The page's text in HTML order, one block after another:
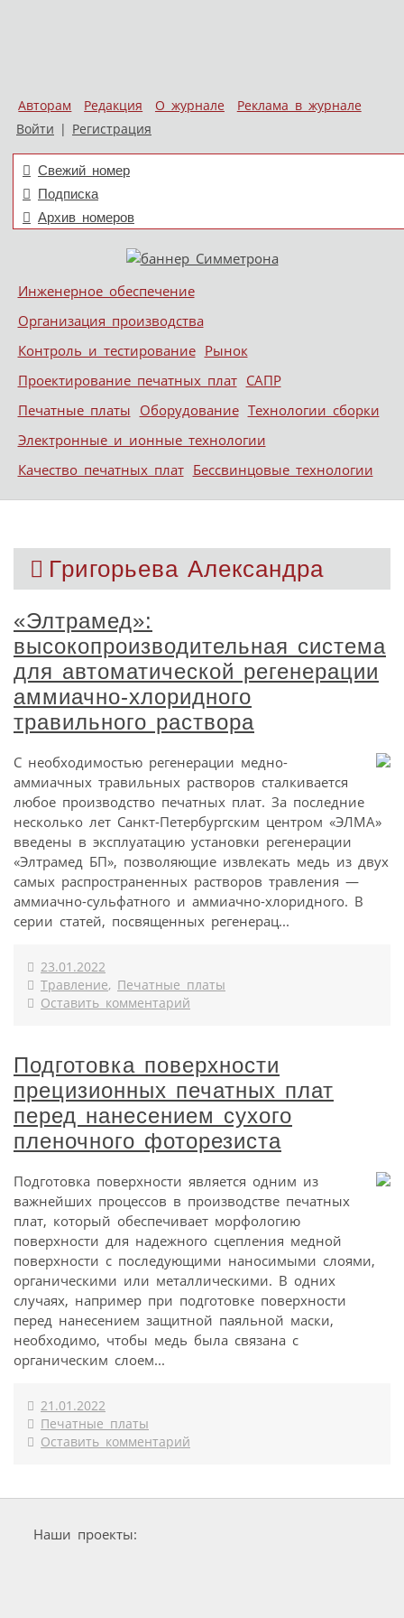
Авторам Редакция О журнале
Реклама в журнале
Войти | Регистрация
Свежий номер
Подписка
Архив номеров
Меню
Skip to content
Инженерное обеспечение
Организация производства
Контроль и тестирование Рынок
Проектирование печатных плат САПР
Печатные платы Оборудование Технологии сборки
Электронные и ионные технологии
Качество печатных плат Бессвинцовые технологии
Григорьева Александра
«Элтрамед»:
высокопроизводительная система
для автоматической регенерации
аммиачно-хлоридного
травильного раствора
С необходимостью регенерации медно-
аммиачных травильных растворов сталкивается
любое производство печатных плат. За последние
несколько лет Санкт-Петербургским центром «ЭЛМА»
введены в эксплуатацию установки регенерации
«Элтрамед БП», позволяющие извлекать медь из двух
самых распространенных растворов травления —
аммиачно-сульфатного и аммиачно-хлоридного. В
серии статей, посвященных регенерац...
23.01.2022
Травление, Печатные платы
Оставить комментарий
Подготовка поверхности
прецизионных печатных плат
перед нанесением сухого
пленочного фоторезиста
Подготовка поверхности является одним из
важнейших процессов в производстве печатных
плат, который обеспечивает морфологию
поверхности для надежного сцепления медной
поверхности с последующими наносимыми слоями,
органическими или металлическими. В одних
случаях, например при подготовке поверхности
перед нанесением защитной паяльной маски,
необходимо, чтобы медь была связана с
органическим слоем...
21.01.2022
Печатные платы
Оставить комментарий
Наши проекты: